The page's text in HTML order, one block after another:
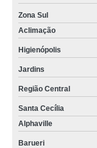
Zona Sul
Aclimação
Higienópolis
Jardins
Região Central
Santa Cecília
Alphaville
Barueri